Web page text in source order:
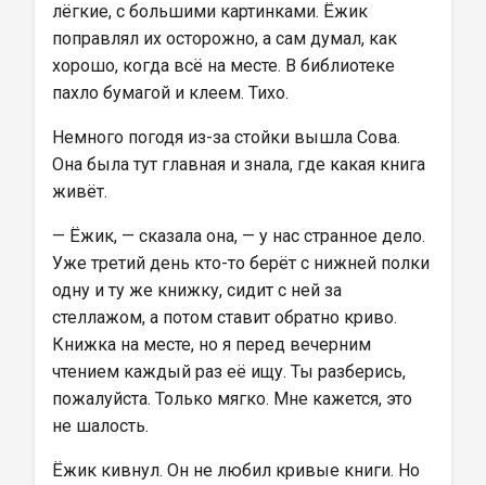
лёгкие, с большими картинками. Ёжик
поправлял их осторожно, а сам думал, как
хорошо, когда всё на месте. В библиотеке
пахло бумагой и клеем. Тихо.
Немного погодя из-за стойки вышла Сова.
Она была тут главная и знала, где какая книга
живёт.
— Ёжик, — сказала она, — у нас странное дело.
Уже третий день кто-то берёт с нижней полки
одну и ту же книжку, сидит с ней за
стеллажом, а потом ставит обратно криво.
Книжка на месте, но я перед вечерним
чтением каждый раз её ищу. Ты разберись,
пожалуйста. Только мягко. Мне кажется, это
не шалость.
Ёжик кивнул. Он не любил кривые книги. Но